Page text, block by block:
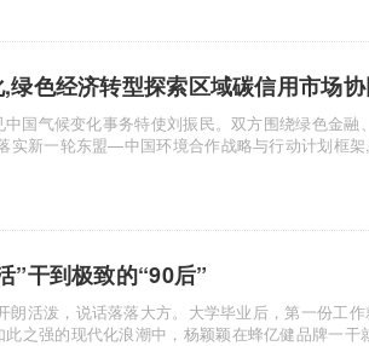
色经济转型探索区域碳信用市场
实新一轮东盟—中国环境合作战略与行动计划框
”干到极致的“90后”
朗活泼，说话落落大方。大学毕业后，第一份工
之强的现代化浪潮中，杨颖颖在蜂亿健品牌一干就